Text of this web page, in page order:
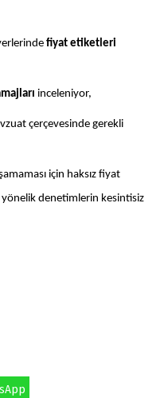
fiyat etiketleri
inceleniyor,
çerçevesinde gerekli
için haksız fiyat
yönelik denetimlerin kesintisiz